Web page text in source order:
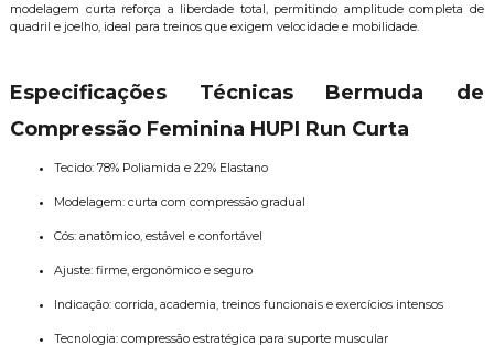
modelagem curta reforça a liberdade total, permitindo amplitude completa de
quadril e joelho, ideal para treinos que exigem velocidade e mobilidade.
Especificações Técnicas Bermuda de
Compressão Feminina HUPI Run Curta
Tecido: 78% Poliamida e 22% Elastano
Modelagem: curta com compressão gradual
Cós: anatômico, estável e confortável
Ajuste: firme, ergonômico e seguro
Indicação: corrida, academia, treinos funcionais e exercícios intensos
Tecnologia: compressão estratégica para suporte muscular